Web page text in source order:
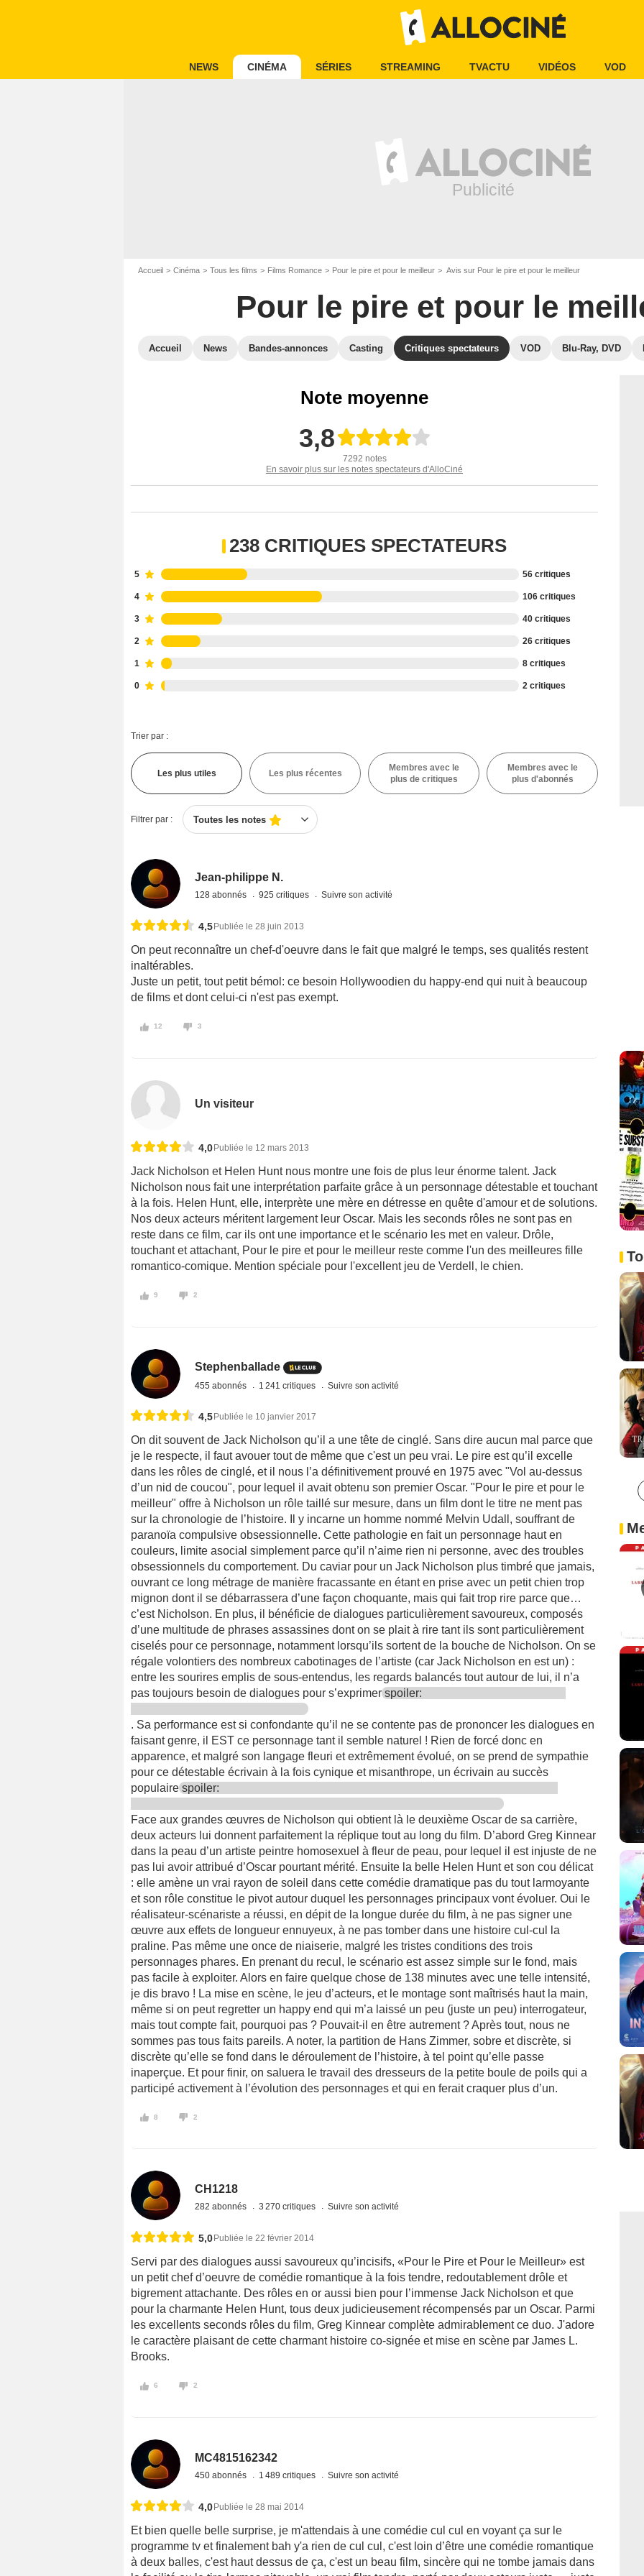
NEWS CINÉMA SÉRIES STREAMING TVACTU VIDÉOS VOD
Accueil Cinéma Tous les films Films Romance Pour le pire et pour le meilleur Avis sur Pour le pire et pour le meilleur
Pour le pire et pour le
Accueil News Bandes-annonces Casting Critiques spectateurs VOD Blu-Ray, DVD
Note moyenne
3,8
7292 notes
En savoir plus sur les notes spectateurs d'AlloCiné
238 CRITIQUES SPECTATEURS
5 56 critiques
4 106 critiques
3 40 critiques
2 26 critiques
1 8 critiques
0 2 critiques
Trier par :
Les plus utiles Les plus récentes
Membres avec le
plus de critiques
Membres avec le
plus d'abonnés
Filtrer par : Toutes les notes
Jean-philippe N.
128 abonnés 925 critiques Suivre son activité
4,5 Publiée le 28 juin 2013
On peut reconnaître un chef-d'oeuvre dans le fait que malgré le temps, ses qualités restent
inaltérables.
Juste un petit, tout petit bémol: ce besoin Hollywoodien du happy-end qui nuit à beaucoup
de films et dont celui-ci n'est pas exempt.
12 3
Un visiteur
4,0Publiée le 12 mars 2013
Jack Nicholson et Helen Hunt nous montre une fois de plus leur énorme talent. Jack
Nicholson nous fait une interprétation parfaite grâce à un personnage détestable et touchant
à la fois. Helen Hunt, elle, interprète une mère en détresse en quête d'amour et de solutions.
Nos deux acteurs méritent largement leur Oscar. Mais les seconds rôles ne sont pas en
reste dans ce film, car ils ont une importance et le scénario les met en valeur. Drôle,
touchant et attachant, Pour le pire et pour le meilleur reste comme l'un des meilleures fille
romantico-comique. Mention spéciale pour l'excellent jeu de Verdell, le chien.
9 2
Stephenballade
455 abonnés 1 241 critiques Suivre son activité
4,5Publiée le 10 janvier 2017
On dit souvent de Jack Nicholson qu’il a une tête de cinglé. Sans dire aucun mal parce que
je le respecte, il faut avouer tout de même que c'est un peu vrai. Le pire est qu’il excelle
dans les rôles de cinglé, et il nous l’a définitivement prouvé en 1975 avec "Vol au-dessus
d’un nid de coucou", pour lequel il avait obtenu son premier Oscar. "Pour le pire et pour le
meilleur" offre à Nicholson un rôle taillé sur mesure, dans un film dont le titre ne ment pas
sur la chronologie de l’histoire. Il y incarne un homme nommé Melvin Udall, souffrant de
paranoïa compulsive obsessionnelle. Cette pathologie en fait un personnage haut en
couleurs, limite asocial simplement parce qu’il n’aime rien ni personne, avec des troubles
obsessionnels du comportement. Du caviar pour un Jack Nicholson plus timbré que jamais,
ouvrant ce long métrage de manière fracassante en étant en prise avec un petit chien trop
mignon dont il se débarrassera d’une façon choquante, mais qui fait trop rire parce que…
c’est Nicholson. En plus, il bénéficie de dialogues particulièrement savoureux, composés
d’une multitude de phrases assassines dont on se plait à rire tant ils sont particulièrement
ciselés pour ce personnage, notamment lorsqu’ils sortent de la bouche de Nicholson. On se
régale volontiers des nombreux cabotinages de l’artiste (car Jack Nicholson en est un) :
entre les sourires emplis de sous-entendus, les regards balancés tout autour de lui, il n’a
pas toujours besoin de dialogues pour s’exprimer spoiler:
. Sa performance est si confondante qu’il ne se contente pas de prononcer les dialogues en
faisant genre, il EST ce personnage tant il semble naturel ! Rien de forcé donc en
apparence, et malgré son langage fleuri et extrêmement évolué, on se prend de sympathie
pour ce détestable écrivain à la fois cynique et misanthrope, un écrivain au succès
populaire spoiler:
Face aux grandes œuvres de Nicholson qui obtient là le deuxième Oscar de sa carrière,
deux acteurs lui donnent parfaitement la réplique tout au long du film. D’abord Greg Kinnear
dans la peau d’un artiste peintre homosexuel à fleur de peau, pour lequel il est injuste de ne
pas lui avoir attribué d’Oscar pourtant mérité. Ensuite la belle Helen Hunt et son cou délicat
: elle amène un vrai rayon de soleil dans cette comédie dramatique pas du tout larmoyante
et son rôle constitue le pivot autour duquel les personnages principaux vont évoluer. Oui le
réalisateur-scénariste a réussi, en dépit de la longue durée du film, à ne pas signer une
œuvre aux effets de longueur ennuyeux, à ne pas tomber dans une histoire cul-cul la
praline. Pas même une once de niaiserie, malgré les tristes conditions des trois
personnages phares. En prenant du recul, le scénario est assez simple sur le fond, mais
pas facile à exploiter. Alors en faire quelque chose de 138 minutes avec une telle intensité,
je dis bravo ! La mise en scène, le jeu d’acteurs, et le montage sont maîtrisés haut la main,
même si on peut regretter un happy end qui m’a laissé un peu (juste un peu) interrogateur,
mais tout compte fait, pourquoi pas ? Pouvait-il en être autrement ? Après tout, nous ne
sommes pas tous faits pareils. A noter, la partition de Hans Zimmer, sobre et discrète, si
discrète qu’elle se fond dans le déroulement de l’histoire, à tel point qu’elle passe
inaperçue. Et pour finir, on saluera le travail des dresseurs de la petite boule de poils qui a
participé activement à l’évolution des personnages et qui en ferait craquer plus d’un.
8 2
CH1218
282 abonnés 3 270 critiques Suivre son activité
5,0 Publiée le 22 février 2014
Servi par des dialogues aussi savoureux qu’incisifs, «Pour le Pire et Pour le Meilleur» est
un petit chef d’oeuvre de comédie romantique à la fois tendre, redoutablement drôle et
bigrement attachante. Des rôles en or aussi bien pour l’immense Jack Nicholson et que
pour la charmante Helen Hunt, tous deux judicieusement récompensés par un Oscar. Parmi
les excellents seconds rôles du film, Greg Kinnear complète admirablement ce duo. J'adore
le caractère plaisant de cette charmant histoire co-signée et mise en scène par James L.
Brooks.
6 2
MC4815162342
450 abonnés 1 489 critiques Suivre son activité
4,0 Publiée le 28 mai 2014
Et bien quelle belle surprise, je m'attendais à une comédie cul cul en voyant ça sur le
programme tv et finalement bah y'a rien de cul cul, c'est loin d’être une comédie romantique
à deux balles, c'est haut dessus de ça, c'est un beau film, sincère qui ne tombe jamais dans